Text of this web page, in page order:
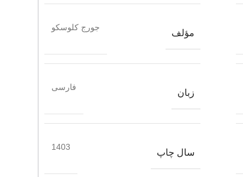
مؤلف
جورج کلوسکو
زبان
فارسی
سال چاپ
1403